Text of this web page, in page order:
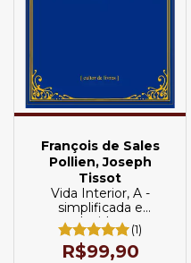
François de Sales
Pollien, Joseph
Tissot
Vida Interior, A -
simplificada e
reconduzida ao seu
fundamento
(1)
R$99,90